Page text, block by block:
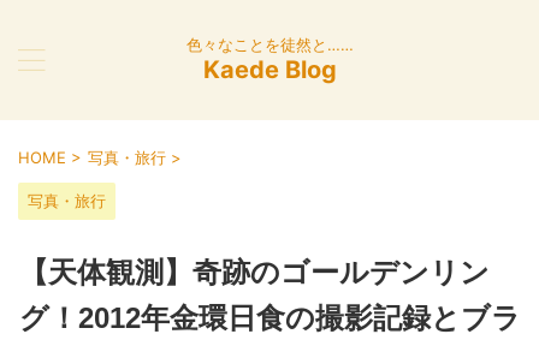
色々なことを徒然と……
Kaede Blog
HOME > 写真・旅行 >
写真・旅行
【天体観測】奇跡のゴールデンリン
グ！2012年金環日食の撮影記録とブラ